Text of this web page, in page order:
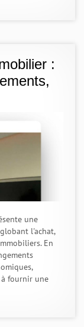
:
une
l'achat,
En
fournir une